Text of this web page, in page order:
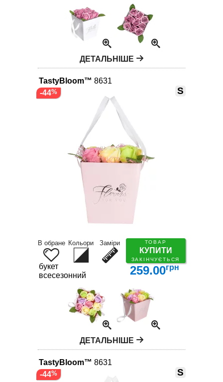
ДЕТАЛЬНІШЕ
TastyBloom™ 8631
S
В обране Кольори Заміри ТОВАР
КУПИТИ
ЗАКІНЧУЄТЬСЯ
букет
всесезонний
259.00грн
-44
ДЕТАЛЬНІШЕ
TastyBloom™ 8631
S
-44